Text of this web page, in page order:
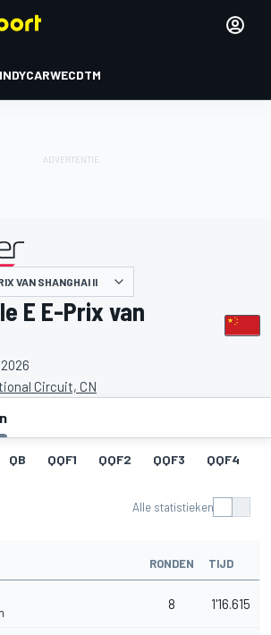
INDYCARWECDTM
VAN SHANGHAI II
E E-Prix van
Circuit, CN
QB QQF1 QQF2 QQF3 QQF4
Alle statistieken
RONDEN TIJD
8 1'16.615